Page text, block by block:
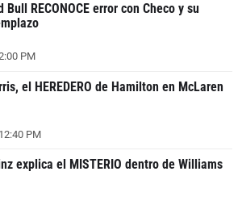
Bull RECONOCE error con Checo y su
PM
el HEREDERO de Hamilton en McLaren
12:40 PM
explica el MISTERIO dentro de Williams